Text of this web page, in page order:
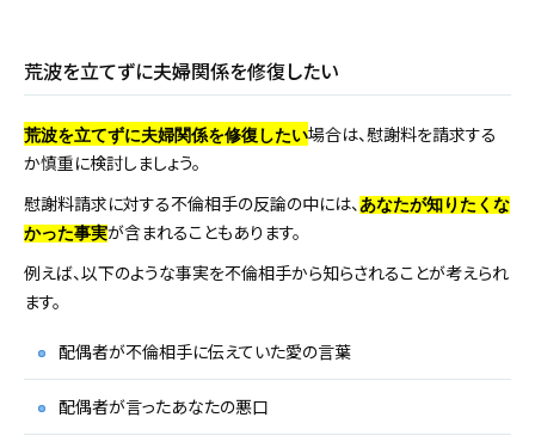
荒波を立てずに夫婦関係を修復したい
荒波を立てずに夫婦関係を修復したい場合は、慰謝料を請求する
か慎重に検討しましょう。
慰謝料請求に対する不倫相手の反論の中には、あなたが知りたくな
かった事実が含まれることもあります。
例えば、以下のような事実を不倫相手から知らされることが考えられ
ます。
配偶者が不倫相手に伝えていた愛の言葉
配偶者が言ったあなたの悪口